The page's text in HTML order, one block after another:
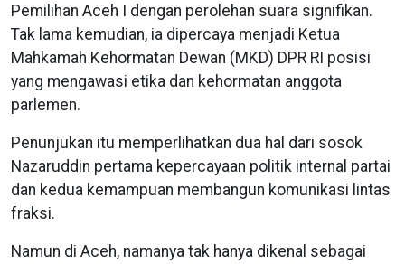
Pemilihan Aceh I dengan perolehan suara signifikan.
Tak lama kemudian, ia dipercaya menjadi Ketua
Mahkamah Kehormatan Dewan (MKD) DPR RI posisi
yang mengawasi etika dan kehormatan anggota
parlemen.
Penunjukan itu memperlihatkan dua hal dari sosok
Nazaruddin pertama kepercayaan politik internal partai
dan kedua kemampuan membangun komunikasi lintas
fraksi.
Namun di Aceh, namanya tak hanya dikenal sebagai